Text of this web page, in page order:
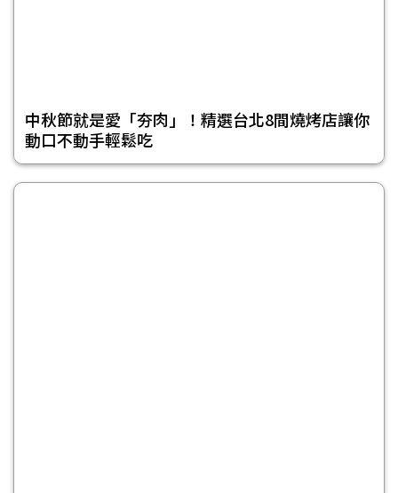
中秋節就是愛「夯肉」！精選台北8間燒烤店讓你
動口不動手輕鬆吃